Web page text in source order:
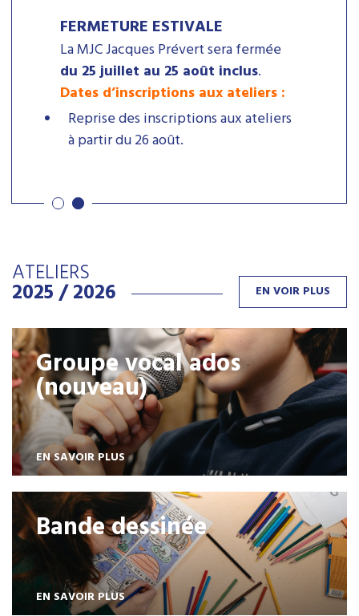
FERMETURE ESTIVALE
La MJC Jacques Prévert sera fermée
du 25 juillet au 25 août inclus.
Dates d’inscriptions aux ateliers :
Reprise des inscriptions aux ateliers
à partir du 26 août.
ATELIERS
2025 / 2026 EN VOIR PLUS
Groupe vocal ados
(nouveau)
EN SAVOIR PLUS
Bande dessinée
EN SAVOIR PLUS